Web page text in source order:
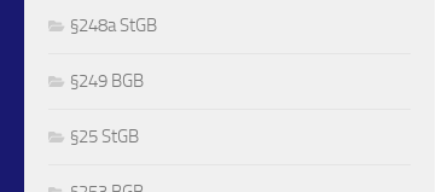
§248a StGB
§249 BGB
§25 StGB